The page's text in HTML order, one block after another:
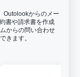
Outolookからのメー
書や請求書を作成
からの問い合わせ
きます。